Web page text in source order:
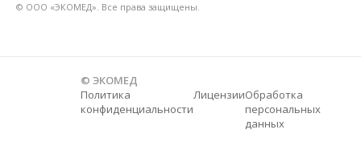
© ООО «ЭКОМЕД». Все права защищены.
© ЭКОМЕД
Политика
конфиденциальности
ЛицензииОбработка
персональных
данных